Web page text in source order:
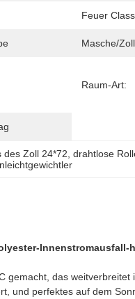
Feuer
Masche/
Raum-Art:
des Zoll 24*72 drahtlose
gemacht, das
und perfektes auf dem